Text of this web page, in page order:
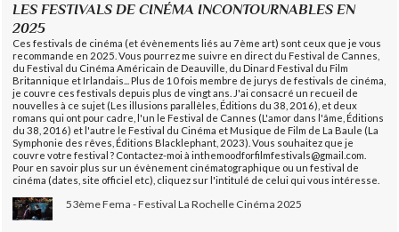
LES FESTIVALS DE CINÉMA INCONTOURNABLES EN
2025
Ces festivals de cinéma (et évènements liés au 7ème art) sont ceux que je vous
recommande en 2025. Vous pourrez me suivre en direct du Festival de Cannes,
du Festival du Cinéma Américain de Deauville, du Dinard Festival du Film
Britannique et Irlandais... Plus de 10 fois membre de jurys de festivals de cinéma,
je couvre ces festivals depuis plus de vingt ans. J'ai consacré un recueil de
nouvelles à ce sujet (Les illusions parallèles, Éditions du 38, 2016), et deux
romans qui ont pour cadre, l'un le Festival de Cannes (L'amor dans l'âme, Éditions
du 38, 2016) et l'autre le Festival du Cinéma et Musique de Film de La Baule (La
Symphonie des rêves, Éditions Blacklephant, 2023). Vous souhaitez que je
couvre votre festival ? Contactez-moi à inthemoodforfilmfestivals@gmail.com.
Pour en savoir plus sur un évènement cinématographique ou un festival de
cinéma (dates, site officiel etc), cliquez sur l'intitulé de celui qui vous intéresse.
53ème Fema - Festival La Rochelle Cinéma 2025